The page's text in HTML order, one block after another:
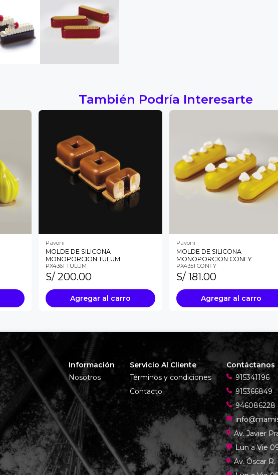
También Podría Interesarte
Pavoni
MOLDE DE SILICONA
MONOPORCION TULUM
PX4361 TULUM
S/ 200.00
Agregar al carro
Pavoni
MOLDE DE SILICONA
MONOPORCION CONFY
PX4351 CONFY
S/ 181.00
Agregar al carro
Información
Nosotros
Servicio Al Cliente
Términos y condiciones
Contacto
Contáctanos
915341196
915366849
946086228
Av. Javier
Lun a Vie
Av. Óscar